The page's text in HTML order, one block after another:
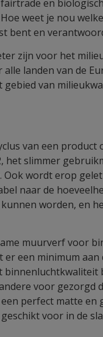
en
weet je nou
bent en
zijn voor het
landen van de
van
van een product
het slimmer
wordt erop
naar de
worden, en
muurverf voor
een minimum
binnenluchtkwaliteit
voor gezorgd
perfect matte
voor in de